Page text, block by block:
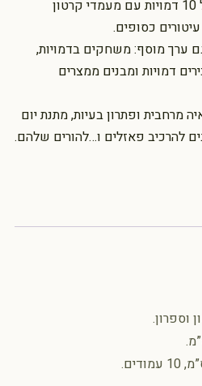
פאזל 40 חלקים ותוספת של 10 דמויות עם מעמדי קרטון
כסופים.
ערך מוסף: משחקים בדמויות,
דמויות ומבנים ממצרים
ופתרון בעיות, מתנת יום
להרכיב פאזלים ו…להורים שלהם.